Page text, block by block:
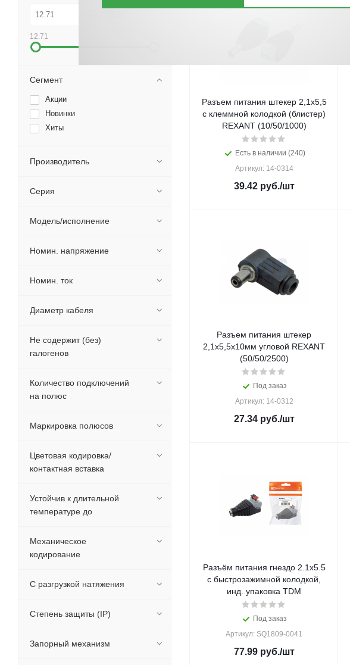
Разъем питания штекер 2,1х5,5
с клеммной колодкой (блистер)
REXANT (10/50/1000)
Есть в наличии (240)
Артикул: 14-0314
39.42руб./шт
Разъем питания штекер
2,1х5,5x10мм угловой REXANT
(50/50/2500)
Под заказ
Артикул: 14-0312
27.34руб./шт
Разъём питания гнездо 2.1х5.5
с быстрозажимной колодкой,
инд. упаковка TDM
Под заказ
Артикул: SQ1809-0041
77.99руб./шт
12.71
Сегмент
Акции
Новинки
Хиты
Производитель
Серия
Модель/исполнение
Номин. напряжение
Номин. ток
Диаметр кабеля
Не содержит (без)
галогенов
Количество подключений
на полюс
Маркировка полюсов
Цветовая кодировка/
контактная вставка
Устойчив к длительной
температуре до
Механическое
кодирование
С разгрузкой натяжения
Степень защиты (IP)
Запорный механизм